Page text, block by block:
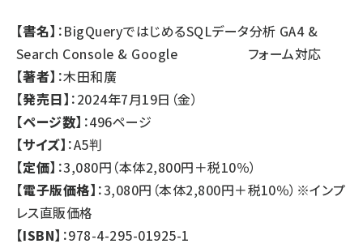
【書名】 ：BigQueryではじめるSQLデータ分析 GA4 &
Search Console & Google フォーム対応
【著者】 ：木田和廣
【発売日】 ：2024年7月19日（金）
【ページ数】 ：496ページ
【サイズ】 ：A5判
【定価】 ：3,080円（本体2,800円＋税10％）
【電子版価格】 ：3,080円（本体2,800円＋税10％）※インプ
レス直販価格
【ISBN】 ：978-4-295-01925-1